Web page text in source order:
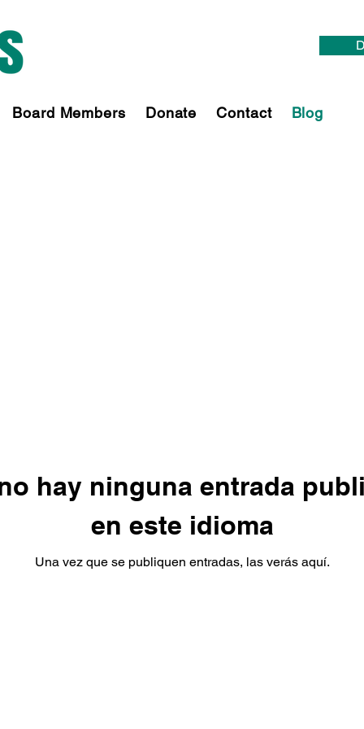
Board Members Donate Contact Blog
hay ninguna entrada
en este idioma
Una vez que se publiquen entradas, las verás aquí.